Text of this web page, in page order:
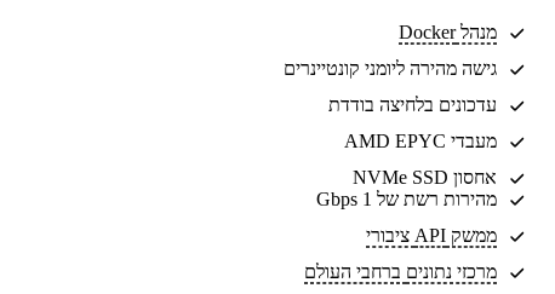
מנהל Docker
גישה מהירה ליומני קונטיינרים
עדכונים בלחיצה בודדת
מעבדי AMD EPYC
אחסון NVMe SSD
מהירות רשת של 1 Gbps
ממשק API ציבורי
מרכזי נתונים ברחבי העולם